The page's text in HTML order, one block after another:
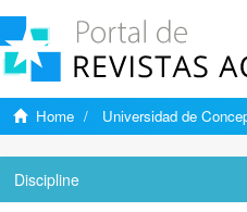
Home Universidad de
Discipline